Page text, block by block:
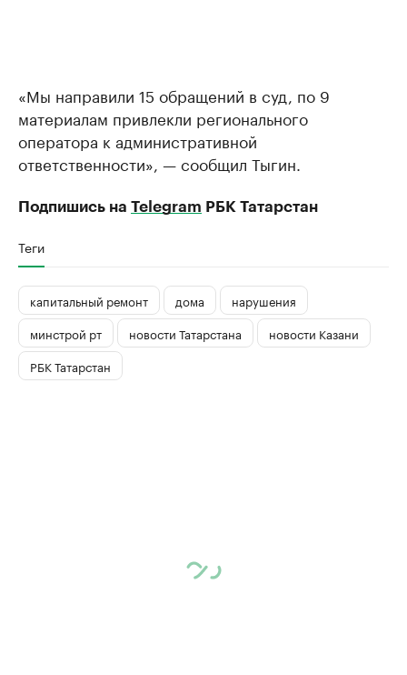
«Мы направили 15 обращений в суд, по 9
материалам привлекли регионального
оператора к административной
ответственности», — сообщил Тыгин.
Подпишись на Telegram РБК Татарстан
Теги
капитальный ремонт дома
нарушения
минстрой рт
новости Татарстана
новости Казани
РБК Татарстан